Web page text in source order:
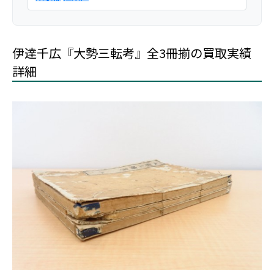
伊達千広『大勢三転考』全3冊揃の買取実績
詳細